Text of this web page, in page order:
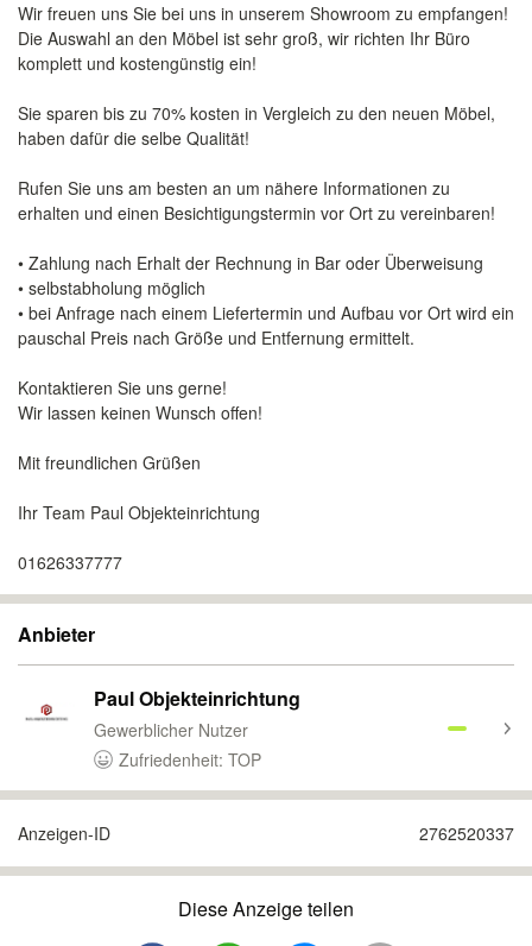
Wir freuen uns Sie bei uns in unserem Showroom zu empfangen!
Die Auswahl an den Möbel ist sehr groß, wir richten Ihr Büro
komplett und kostengünstig ein!
Sie sparen bis zu 70% kosten in Vergleich zu den neuen Möbel,
haben dafür die selbe Qualität!
Rufen Sie uns am besten an um nähere Informationen zu
erhalten und einen Besichtigungstermin vor Ort zu vereinbaren!
• Zahlung nach Erhalt der Rechnung in Bar oder Überweisung
• selbstabholung möglich
• bei Anfrage nach einem Liefertermin und Aufbau vor Ort wird ein
pauschal Preis nach Größe und Entfernung ermittelt.
Kontaktieren Sie uns gerne!
Wir lassen keinen Wunsch offen!
Mit freundlichen Grüßen
Ihr Team Paul Objekteinrichtung
01626337777
Anbieter
Paul Objekteinrichtung
Gewerblicher Nutzer
Zufriedenheit: TOP
Anzeigen-ID 2762520337
Diese Anzeige teilen